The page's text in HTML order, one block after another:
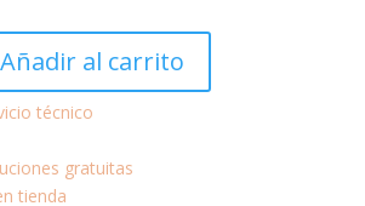
Añadir al carrito
técnico
gratuitas
tienda